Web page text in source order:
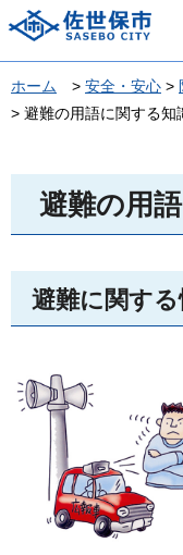
佐世保市
ホーム > 安全・安心 >
> 避難の用語に関する知
避難の用
避難に関す